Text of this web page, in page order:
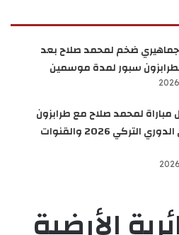
ضخم لمحمد صلاح بعد
سبور لمدة موسمين
مباراة لمحمد صلاح مع طرابزون
سبور في الدوري التركي 2026 والقنوات